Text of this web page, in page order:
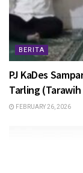
BERITA
PJ KaDes
Tarling
FEBRUARY 26, 2026